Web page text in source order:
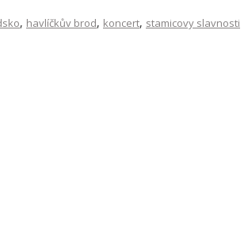
, havlíčkův brod, koncert, stamicovy slavnosti